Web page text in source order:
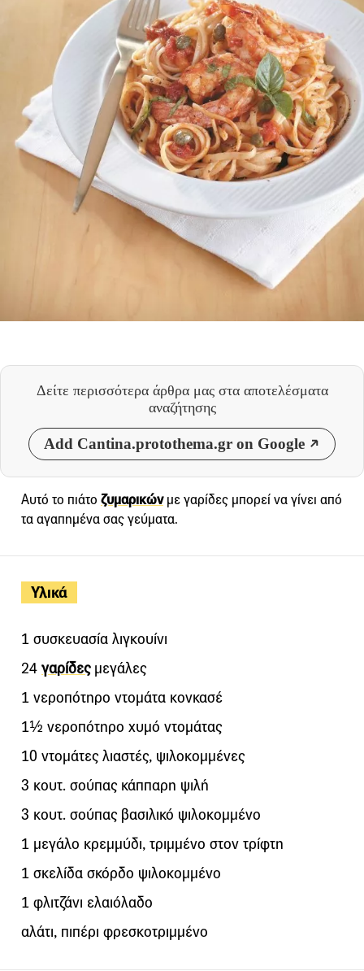
Δείτε περισσότερα άρθρα μας στα αποτελέσματα
αναζήτησης
Add Cantina.protothema.gr on Google
Υλικά
1 συσκευασία λιγκουίνι
24 γαρίδεςμεγάλες
1 νεροπότηρο ντομάτα κονκασέ
1½ νεροπότηρο χυμό ντομάτας
10 ντομάτες λιαστές, ψιλοκομμένες
3 κουτ. σούπας κάππαρη ψιλή
3 κουτ. σούπας βασιλικό ψιλοκομμένο
1 μεγάλο κρεμμύδι, τριμμένο στον τρίφτη
1 σκελίδα σκόρδο ψιλοκομμένο
1 φλιτζάνι ελαιόλαδο
αλάτι, πιπέρι φρεσκοτριμμένο
Αυτό το πιάτο ζυμαρικώνμε γαρίδες μπορεί να γίνει από
τα αγαπημένα σας γεύματα.